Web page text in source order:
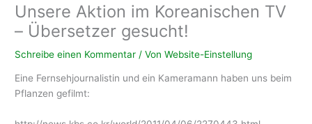
Unsere Aktion im Koreanischen TV
– Übersetzer gesucht!
Schreibe einen Kommentar / VonWebsite-Einstellung
Eine Fernsehjournalistin und ein Kameramann haben uns beim
Pflanzen gefilmt: